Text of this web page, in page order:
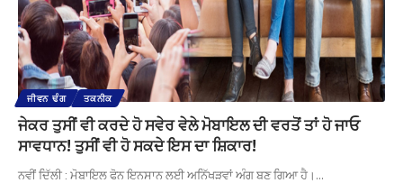
ਜੀਵਨ ਢੰਗ ਤਕਨੀਕ
ਜੇਕਰ ਤੁਸੀਂ ਵੀ ਕਰਦੇ ਹੋ ਸਵੇਰ ਵੇਲੇ ਮੋਬਾਇਲ ਦੀ ਵਰਤੋਂ ਤਾਂ ਹੋ ਜਾਓ
ਸਾਵਧਾਨ! ਤੁਸੀਂ ਵੀ ਹੋ ਸਕਦੇ ਇਸ ਦਾ ਸ਼ਿਕਾਰ!
ਨਵੀਂ ਦਿੱਲੀ : ਮੋਬਾਇਲ ਫੋਨ ਇਨਸਾਨ ਲਈ ਅਨਿੱਖੜਵਾਂ ਅੰਗ ਬਣ ਗਿਆ ਹੈ।…